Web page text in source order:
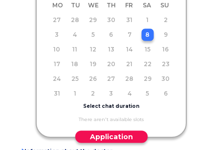
MO TU WE TH FR SA
SU
27
28 29 30 31 1
2
3
4 5 6 7 8
9
10
11 12 13 14 15
16
17
18 19 20 21 22
23
24
25 26 27 28 29
30
31
1 2 3 4 5 6
Select chat duration
There aren't available slots
Application